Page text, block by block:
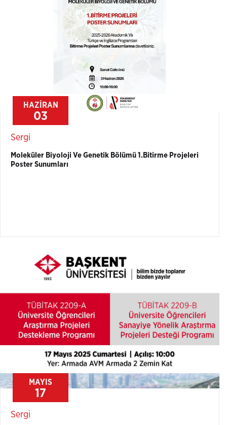
HAZİRAN
03
Sergi
Moleküler Biyoloji Ve Genetik Bölümü 1.Bitirme Projeleri
Poster Sunumları
MAYIS
17
Sergi